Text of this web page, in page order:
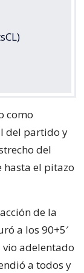
como
del partido y
del
el pitazo
de la
a los 90+5′
adelentado
a todos y